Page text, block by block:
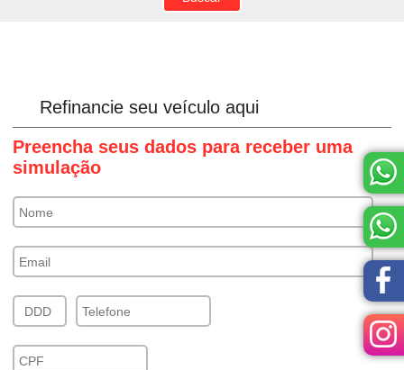
Refinancie seu veículo aqui
Preencha seus dados para receber uma
simulação